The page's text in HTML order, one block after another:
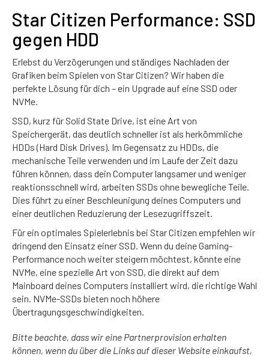
Star Citizen Performance: SSD
gegen HDD
Erlebst du Verzögerungen und ständiges Nachladen der
Grafiken beim Spielen von Star Citizen? Wir haben die
perfekte Lösung für dich – ein Upgrade auf eine SSD oder
NVMe.
SSD, kurz für Solid State Drive, ist eine Art von
Speichergerät, das deutlich schneller ist als herkömmliche
HDDs (Hard Disk Drives). Im Gegensatz zu HDDs, die
mechanische Teile verwenden und im Laufe der Zeit dazu
führen können, dass dein Computer langsamer und weniger
reaktionsschnell wird, arbeiten SSDs ohne bewegliche Teile.
Dies führt zu einer Beschleunigung deines Computers und
einer deutlichen Reduzierung der Lesezugriffszeit.
Für ein optimales Spielerlebnis bei Star Citizen empfehlen wir
dringend den Einsatz einer SSD. Wenn du deine Gaming-
Performance noch weiter steigern möchtest, könnte eine
NVMe, eine spezielle Art von SSD, die direkt auf dem
Mainboard deines Computers installiert wird, die richtige Wahl
sein. NVMe-SSDs bieten noch höhere
Übertragungsgeschwindigkeiten.
Bitte beachte, dass wir eine Partnerprovision erhalten
können, wenn du über die Links auf dieser Website einkaufst,